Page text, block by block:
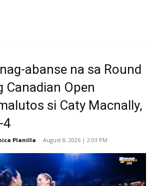
abanse na sa Round
Canadian Open
si Caty Macnally,
4
Planilla - August 8, 2026 | 2:03 PM